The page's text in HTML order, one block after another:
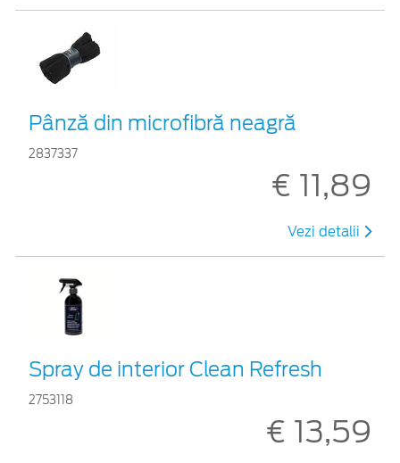
Pânză din microfibră neagră
2837337
€ 11,89
Vezi detalii
Spray de interior Clean Refresh
2753118
€ 13,59